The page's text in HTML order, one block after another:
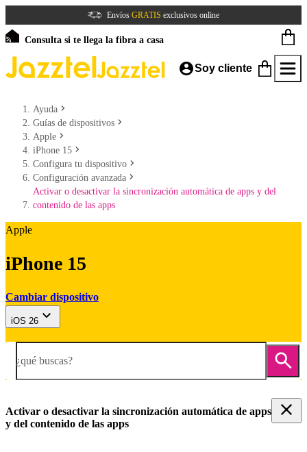
Envíos GRATIS exclusivos online
Consulta si te llega la fibra a casa
Soy cliente
Ayuda
Guías de dispositivos
Apple
iPhone 15
Configura tu dispositivo
Configuración avanzada
Activar o desactivar la sincronización automática de apps y del
contenido de las apps
Apple
iPhone 15
Cambiar dispositivo
iOS 26
¿qué buscas?
Activar o desactivar la sincronización automática de apps
y del contenido de las apps